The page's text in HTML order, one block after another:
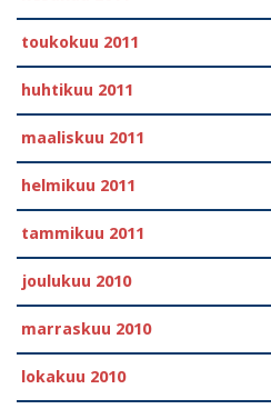
toukokuu 2011
huhtikuu 2011
maaliskuu 2011
helmikuu 2011
tammikuu 2011
joulukuu 2010
marraskuu 2010
lokakuu 2010